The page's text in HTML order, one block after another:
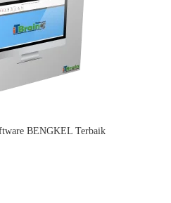
BENGKEL Terbaik